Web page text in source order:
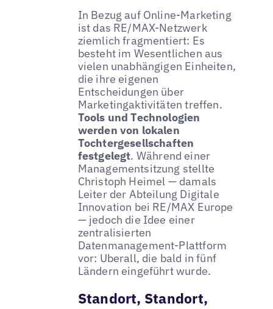
In Bezug auf Online-Marketing
ist das RE/MAX-Netzwerk
ziemlich fragmentiert: Es
besteht im Wesentlichen aus
vielen unabhängigen Einheiten,
die ihre eigenen
Entscheidungen über
Marketingaktivitäten treffen.
Tools und Technologien
werden von lokalen
Tochtergesellschaften
festgelegt. Während einer
Managementsitzung stellte
Christoph Heimel — damals
Leiter der Abteilung Digitale
Innovation bei RE/MAX Europe
— jedoch die Idee einer
zentralisierten
Datenmanagement-Plattform
vor: Uberall, die bald in fünf
Ländern eingeführt wurde.
Standort, Standort,